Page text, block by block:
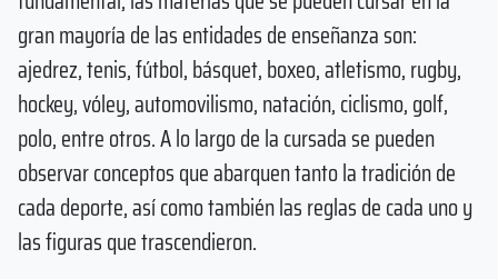
gran mayoría de las entidades de enseñanza son:
ajedrez, tenis, fútbol, básquet, boxeo, atletismo, rugby,
hockey, vóley, automovilismo, natación, ciclismo, golf,
polo, entre otros. A lo largo de la cursada se pueden
observar conceptos que abarquen tanto la tradición de
cada deporte, así como también las reglas de cada uno y
las figuras que trascendieron.